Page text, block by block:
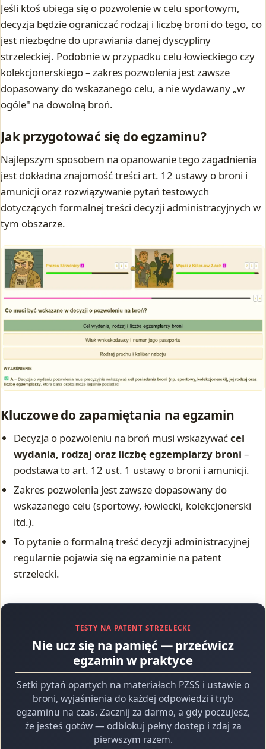
Jeśli ktoś ubiega się o pozwolenie w celu sportowym,
decyzja będzie ograniczać rodzaj i liczbę broni do tego, co
jest niezbędne do uprawiania danej dyscypliny
strzeleckiej. Podobnie w przypadku celu łowieckiego czy
kolekcjonerskiego – zakres pozwolenia jest zawsze
dopasowany do wskazanego celu, a nie wydawany „w
ogóle" na dowolną broń.
Jak przygotować się do egzaminu?
Najlepszym sposobem na opanowanie tego zagadnienia
jest dokładna znajomość treści art. 12 ustawy o broni i
amunicji oraz rozwiązywanie pytań testowych
dotyczących formalnej treści decyzji administracyjnych w
tym obszarze.
Kluczowe do zapamiętania na egzamin
Decyzja o pozwoleniu na broń musi wskazywaćcel
wydania, rodzaj oraz liczbę egzemplarzy broni –
podstawa to art. 12 ust. 1 ustawy o broni i amunicji.
Zakres pozwolenia jest zawsze dopasowany do
wskazanego celu (sportowy, łowiecki, kolekcjonerski
itd.).
To pytanie o formalną treść decyzji administracyjnej
regularnie pojawia się na egzaminie na patent
strzelecki.
TESTY NA PATENT STRZELECKI
Nie ucz się na pamięć — przećwicz
egzamin w praktyce
Setki pytań opartych na materiałach PZSS i ustawie o
broni, wyjaśnienia do każdej odpowiedzi i tryb
egzaminu na czas. Zacznij za darmo, a gdy poczujesz,
że jesteś gotów — odblokuj pełny dostęp i zdaj za
pierwszym razem.